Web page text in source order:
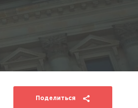
Поделиться